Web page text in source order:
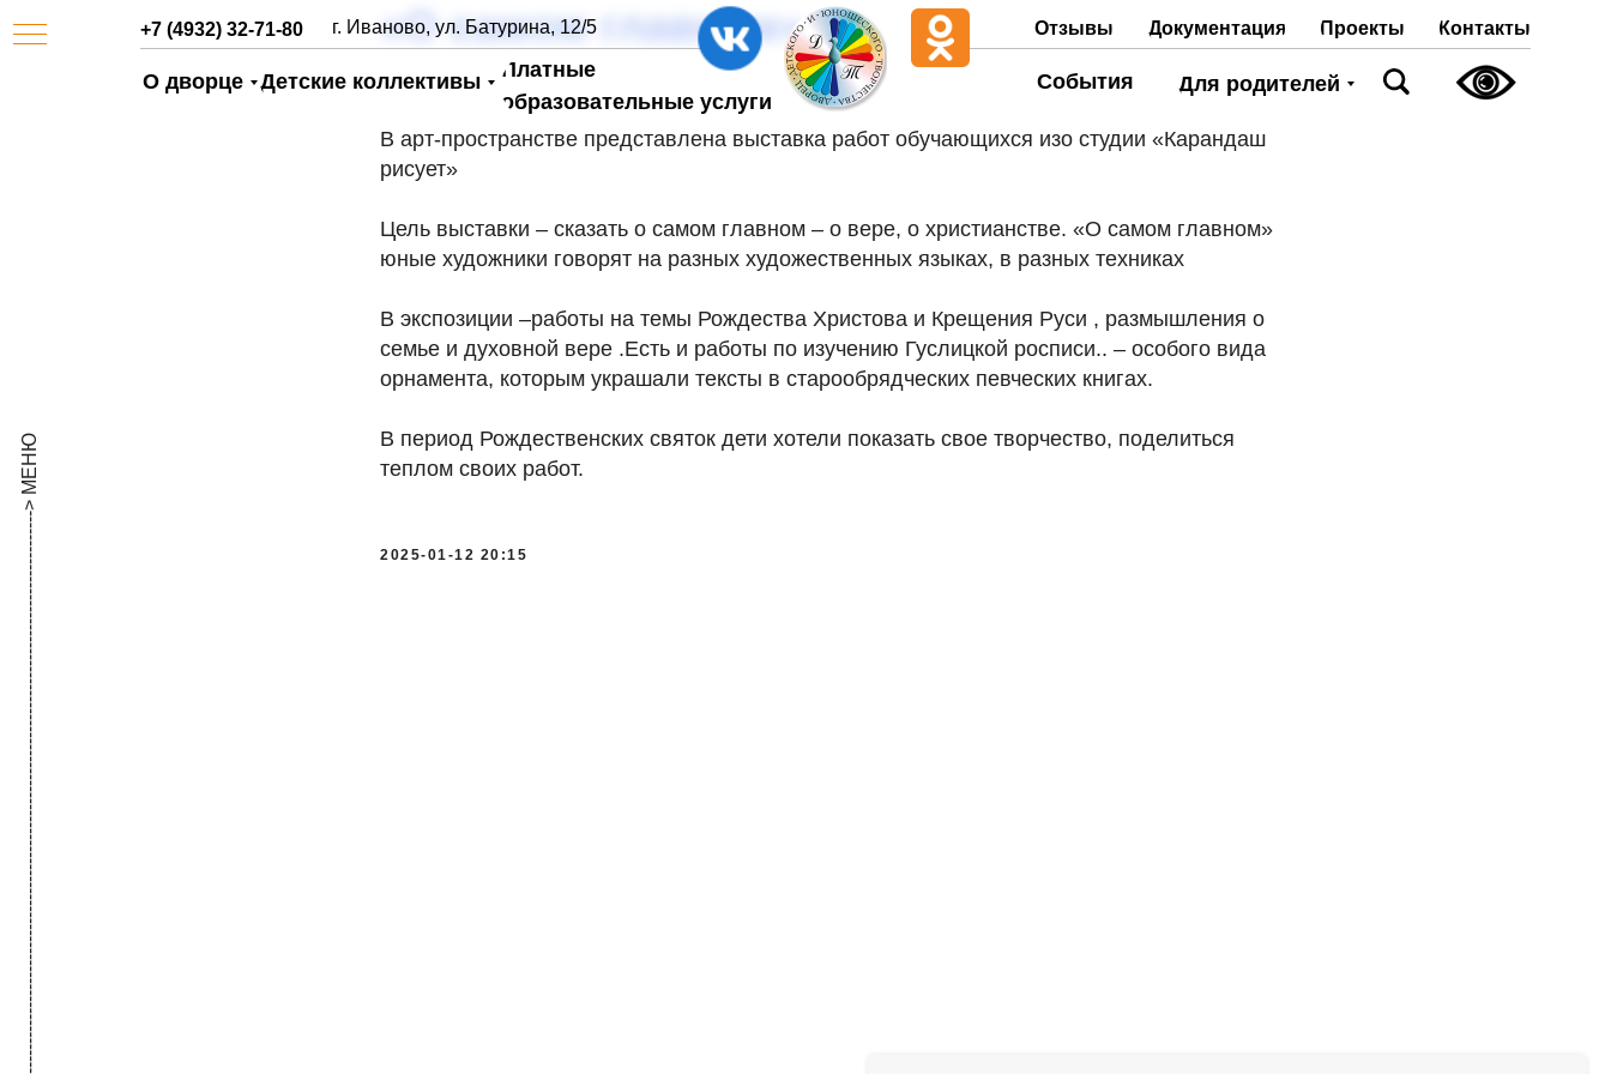
Контакты
Детские коллективы
Платные
образовательные услуги
+7 (4932) 32-71-80 Отзывы Документация
События
Проекты
г. Иваново, ул. Батурина, 12/5
О дворце Для родителей
------------------------------------------------------------------------------------------------------------------> МЕНЮ
«О самом главном»
В арт-пространстве представлена выставка работ обучающихся изо студии «Карандаш
рисует»
Цель выставки – сказать о самом главном – о вере, о христианстве. «О самом главном»
юные художники говорят на разных художественных языках, в разных техниках
В экспозиции –работы на темы Рождества Христова и Крещения Руси , размышления о
семье и духовной вере .Есть и работы по изучению Гуслицкой росписи.. – особого вида
орнамента, которым украшали тексты в старообрядческих певческих книгах.
В период Рождественских святок дети хотели показать свое творчество, поделиться
теплом своих работ.
2025-01-12 20:15